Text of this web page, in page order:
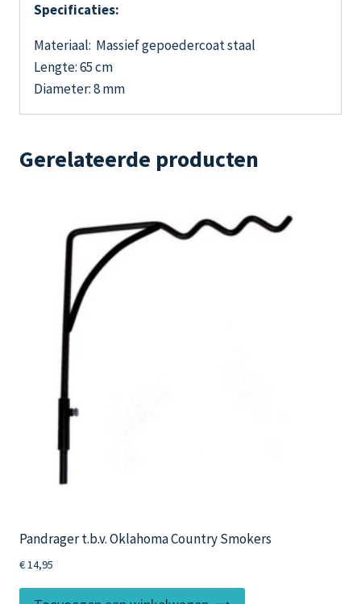
Specificaties:
Materiaal: Massief gepoedercoat staal
Lengte: 65 cm
Diameter: 8 mm
Gerelateerde producten
Pandrager t.b.v. Oklahoma Country Smokers
€14,95